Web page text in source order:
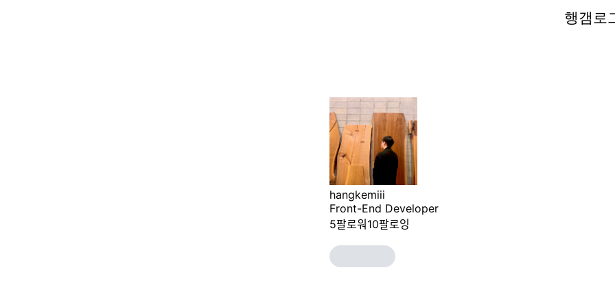
행갬로
행갬로
hangkemiii
Front-End Developer
5팔로워 10팔로잉